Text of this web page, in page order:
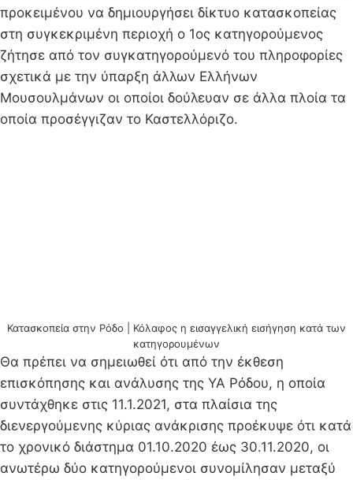
προκειμένου να δημιουργήσει δίκτυο κατασκοπείας
στη συγκεκριμένη περιοχή ο 1ος κατηγορούμενος
ζήτησε από τον συγκατηγορούμενό του πληροφορίες
σχετικά με την ύπαρξη άλλων Ελλήνων
Μουσουλμάνων οι οποίοι δούλευαν σε άλλα πλοία τα
οποία προσέγγιζαν το Καστελλόριζο.
Κατασκοπεία στην Ρόδο | Κόλαφος η εισαγγελική εισήγηση κατά των
κατηγορουμένων
Θα πρέπει να σημειωθεί ότι από την έκθεση
επισκόπησης και ανάλυσης της ΥΑ Ρόδου, η οποία
συντάχθηκε στις 11.1.2021, στα πλαίσια της
διενεργούμενης κύριας ανάκρισης προέκυψε ότι κατά
το χρονικό διάστημα 01.10.2020 έως 30.11.2020, οι
ανωτέρω δύο κατηγορούμενοι συνομίλησαν μεταξύ